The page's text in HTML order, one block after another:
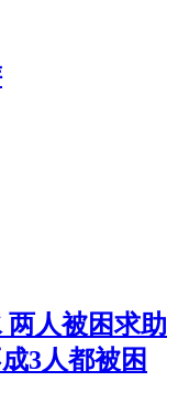
人被困求助
3人都被困